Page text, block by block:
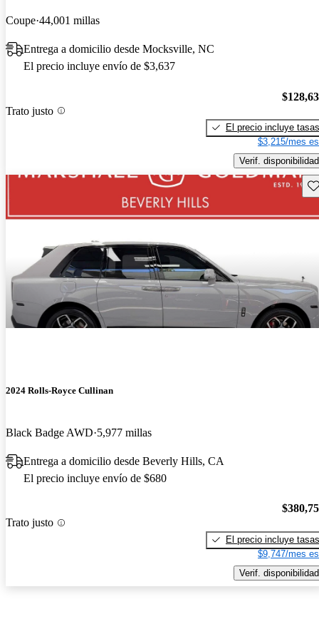
Coupe 44,001 millas
Entrega a domicilio desde Mocksville, NC
El precio incluye envío de $3,637
Trato justo
El precio incluye tasas
$3,215/mes
Verif. disponibilidad
2024 Rolls-Royce Cullinan
Black Badge AWD 5,977 millas
Entrega a domicilio desde Beverly Hills, CA
El precio incluye envío de $680
Trato justo
El precio incluye tasas
$9,747/mes
Verif. disponibilidad